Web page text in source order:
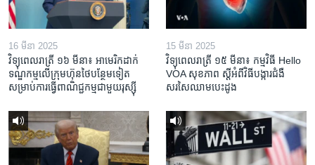
16 មីនា 2025
វិទ្យុពេលរាត្រី ១៦ មីនា៖ អាមេរិក​ដាក់​
ទណ្ឌកម្ម​លើ​ក្រុមហ៊ុន​ថៃ​បន្ថែម​ទៀត​
សម្រាប់​ការ​ធ្វើ​ពាណិជ្ជកម្ម​ជាមួយ​រុស្ស៊ី
15 មីនា 2025
វិទ្យុពេលរាត្រី ១៥ មីនា៖ កម្មវិធី ​Hello
VOA សុខភាព ស្ដី​អំពី​វិធី​បង្ការ​ជំងឺ​
សរសៃ​ឈាម​បេះដូង